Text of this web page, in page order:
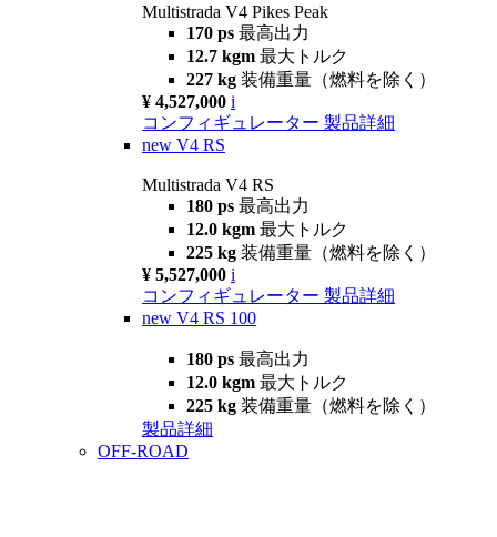
Multistrada V4 Pikes Peak
170 ps 最高出力
12.7 kgm 最大トルク
227 kg 装備重量（燃料を除く）
¥ 4,527,000 i
コンフィギュレーター 製品詳細
new V4 RS
Multistrada V4 RS
180 ps 最高出力
12.0 kgm 最大トルク
225 kg 装備重量（燃料を除く）
¥ 5,527,000 i
コンフィギュレーター 製品詳細
new V4 RS 100
180 ps 最高出力
12.0 kgm 最大トルク
225 kg 装備重量（燃料を除く）
製品詳細
OFF-ROAD